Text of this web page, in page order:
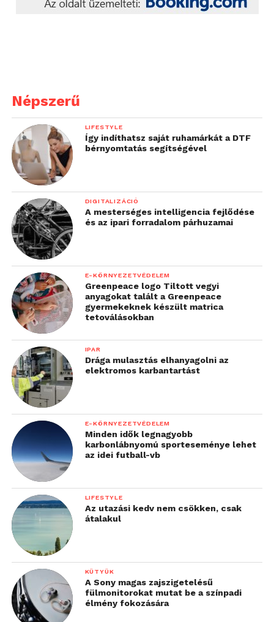
Népszerű
LIFESTYLE
Így indíthatsz saját ruhamárkát a DTF
bérnyomtatás segítségével
DIGITALIZÁCIÓ
A mesterséges intelligencia fejlődése
és az ipari forradalom párhuzamai
E-KÖRNYEZETVÉDELEM
Greenpeace logo Tiltott vegyi
anyagokat talált a Greenpeace
gyermekeknek készült matrica
tetoválásokban
IPAR
Drága mulasztás elhanyagolni az
elektromos karbantartást
E-KÖRNYEZETVÉDELEM
Minden idők legnagyobb
karbonlábnyomú sporteseménye lehet
az idei futball-vb
LIFESTYLE
Az utazási kedv nem csökken, csak
átalakul
KÜTYÜK
A Sony magas zajszigetelésű
fülmonitorokat mutat be a színpadi
élmény fokozására